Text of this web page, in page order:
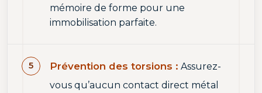
mémoire de forme pour une
immobilisation parfaite.
Prévention des torsions : Assurez-
vous qu’aucun contact direct métal